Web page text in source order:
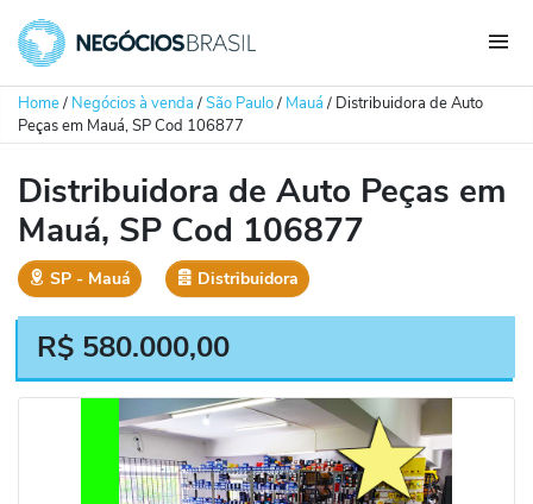
Home/ Negócios à venda/São Paulo/ Mauá/ Distribuidora de Auto
Peças em Mauá, SP Cod 106877
Distribuidora de Auto Peças em
Mauá, SP Cod 106877
SP ‐ Mauá Distribuidora
R$ 580.000,00